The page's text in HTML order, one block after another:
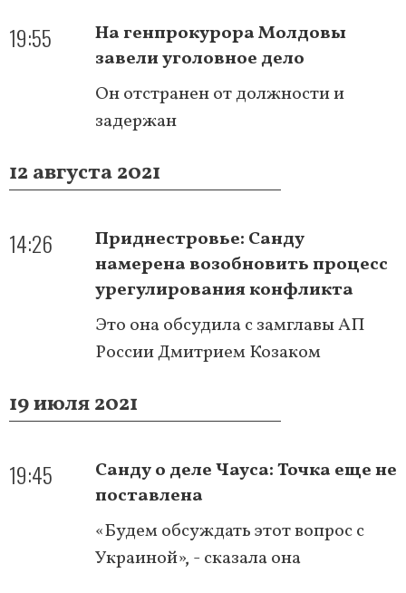
19:55
На генпрокурора Молдовы
завели уголовное дело
Он отстранен от должности и
задержан
12 августа 2021
14:26
Приднестровье: Санду
намерена возобновить процесс
урегулирования конфликта
Это она обсудила с замглавы АП
России Дмитрием Козаком
19 июля 2021
19:45
Санду о деле Чауса: Точка еще не
поставлена
«Будем обсуждать этот вопрос с
Украиной», - сказала она